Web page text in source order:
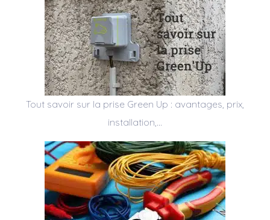
Tout savoir sur la prise Green Up : avantages, prix,
installation,…